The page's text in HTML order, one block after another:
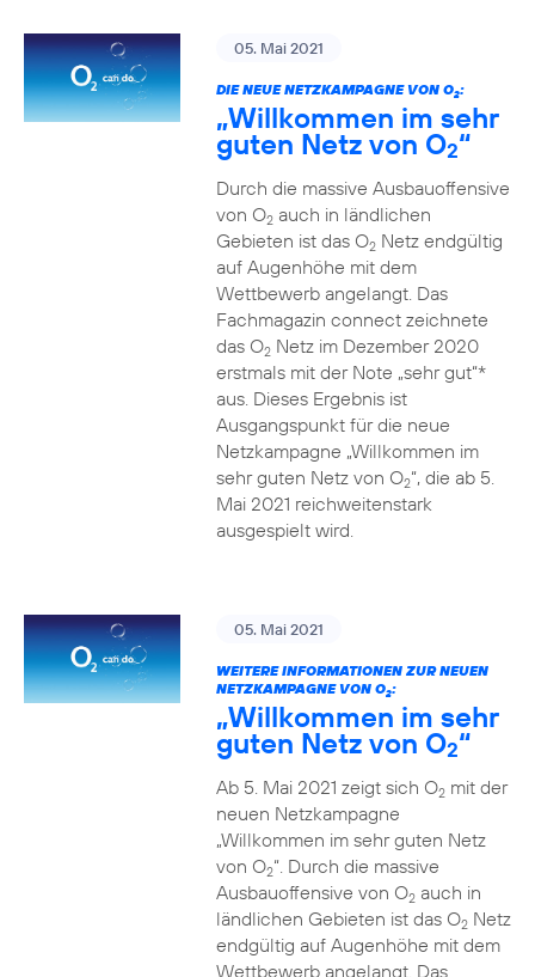
05. Mai 2021
DIE NEUE NETZKAMPAGNE VON O2:
„Willkommen im sehr
guten Netz von O2“
Durch die massive Ausbauoffensive
von O2auch in ländlichen
Gebieten ist das O2Netz endgültig
auf Augenhöhe mit dem
Wettbewerb angelangt. Das
Fachmagazin connect zeichnete
das O2Netz im Dezember 2020
erstmals mit der Note „sehr gut“*
aus. Dieses Ergebnis ist
Ausgangspunkt für die neue
Netzkampagne „Willkommen im
sehr guten Netz von O2“, die ab 5.
Mai 2021 reichweitenstark
ausgespielt wird.
05. Mai 2021
WEITERE INFORMATIONEN ZUR NEUEN
NETZKAMPAGNE VON O2:
„Willkommen im sehr
guten Netz von O2“
Ab 5. Mai 2021 zeigt sich O2mit der
neuen Netzkampagne
„Willkommen im sehr guten Netz
von O2“. Durch die massive
Ausbauoffensive von O2auch in
ländlichen Gebieten ist das O2Netz
endgültig auf Augenhöhe mit dem
Wettbewerb angelangt. Das